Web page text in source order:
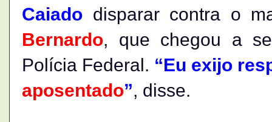
Caiado disparar contra o
Bernardo, que chegou a
Polícia Federal. “Eu exijo
aposentado”, disse.